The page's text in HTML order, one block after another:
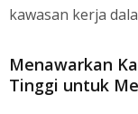
kawasan kerja
Menawarkan
Tinggi untuk